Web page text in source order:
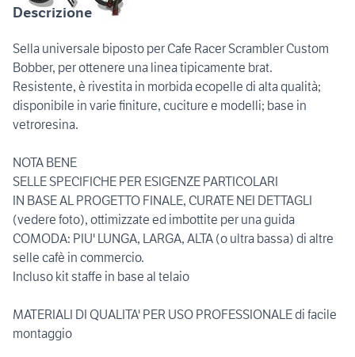
Descrizione
Sella universale biposto per Cafe Racer Scrambler Custom
Bobber, per ottenere una linea tipicamente brat.
Resistente, è rivestita in morbida ecopelle di alta qualità;
disponibile in varie finiture, cuciture e modelli; base in
vetroresina.
NOTA BENE
SELLE SPECIFICHE PER ESIGENZE PARTICOLARI
IN BASE AL PROGETTO FINALE, CURATE NEI DETTAGLI
(vedere foto), ottimizzate ed imbottite per una guida
COMODA: PIU' LUNGA, LARGA, ALTA (o ultra bassa) di altre
selle cafè in commercio.
Incluso kit staffe in base al telaio
MATERIALI DI QUALITA' PER USO PROFESSIONALE di facile
montaggio